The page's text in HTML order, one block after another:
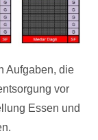
Aufgaben, die
vor
Essen und